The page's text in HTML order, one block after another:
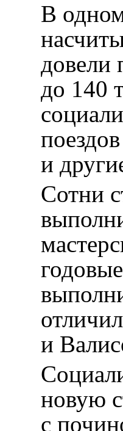
В
довели
до 140
и
Сотни
и
новую
с